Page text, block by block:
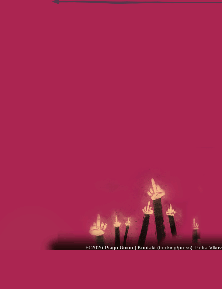
© 2026 Prago Union | Kontakt (booking/press): Petra